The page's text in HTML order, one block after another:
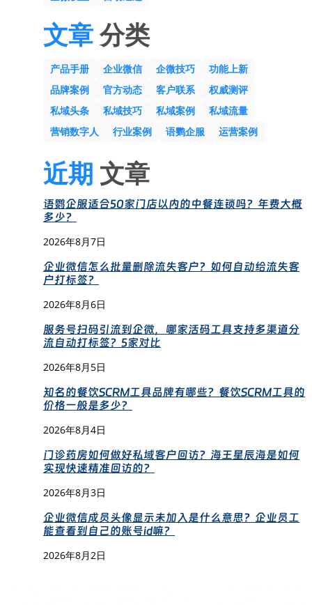
文章分类
产品手册 企业微信 企微技巧
功能上新
品牌案例
官方动态 客户联系
权威测评
私域头条
私域技巧 私域案例
私域流量
营销数字人
行业案例 语鹦企服 运营案例
近期 文章
语鹦企服适合50家门店以内的中餐连锁吗？年费大概
多少？
2026年8月7日
企业微信怎么批量删除流失客户？如何自动给流失客
户打标签？
2026年8月6日
服务号扫码引流到企微，哪家活码工具支持多渠道分
流自动打标签？5家对比
2026年8月5日
知名的餐饮SCRM工具品牌有哪些？餐饮SCRM工具的
价格一般是多少？
2026年8月4日
门诊药房如何做好私域客户回访？海王星辰海是如何
实现快速精准回访的？
2026年8月3日
企业微信成员头像显示未加入是什么意思？企业员工
能查看到自己的账号id嘛？
2026年8月2日